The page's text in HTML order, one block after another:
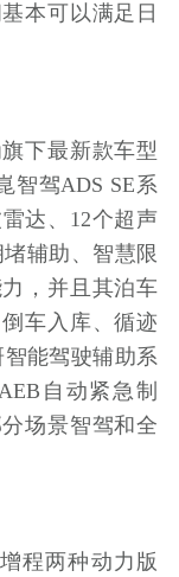
本可以满足日
下最新款车型
智驾ADS SE系
达、12个超声
辅助、智慧限
，并且其泊车
车入库、循迹
能驾驶辅助系
自动紧急制
场景智驾和全
程两种动力版